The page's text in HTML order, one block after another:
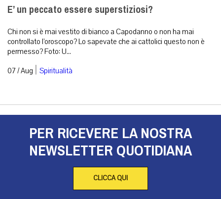
E’ un peccato essere superstiziosi?
Chi non si è mai vestito di bianco a Capodanno o non ha mai
controllato l’oroscopo? Lo sapevate che ai cattolici questo non è
permesso? Foto: U...
07 / Aug | Spiritualità
PER RICEVERE LA NOSTRA
NEWSLETTER QUOTIDIANA
CLICCA QUI